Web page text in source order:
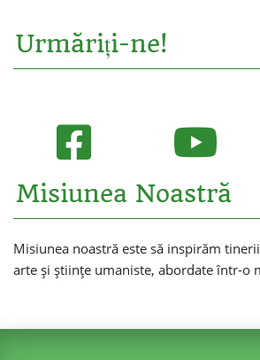
Urmăriți-ne!
Misiunea Noastră
Misiunea noastră este să inspirăm
arte și științe umaniste, abordate într-o